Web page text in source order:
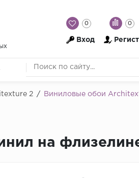
0 0
Вход
2 /
Виниловые обои
на